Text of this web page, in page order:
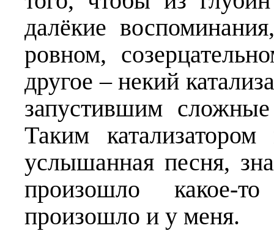
далёкие
ровном,
другое – некий
запустившим
Таким
услышанная песня,
произошло какое-
произошло и у меня.